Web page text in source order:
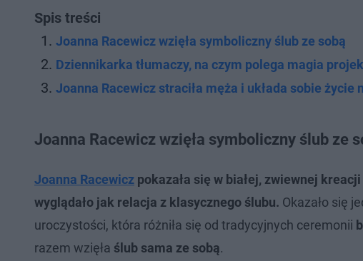
Spis treści
Joanna Racewicz wzięła symboliczny ślub ze sobą
Dziennikarka tłumaczy, na czym polega magia
Joanna Racewicz straciła męża i układa sobie życie
Joanna Racewicz wzięła symboliczny ślub ze
Joanna Racewicz pokazała się w białej, zwiewnej
wyglądało jak relacja z klasycznego ślubu. Okazało się
uroczystości, która różniła się od tradycyjnych ceremonii
razem wzięła ślub sama ze sobą.